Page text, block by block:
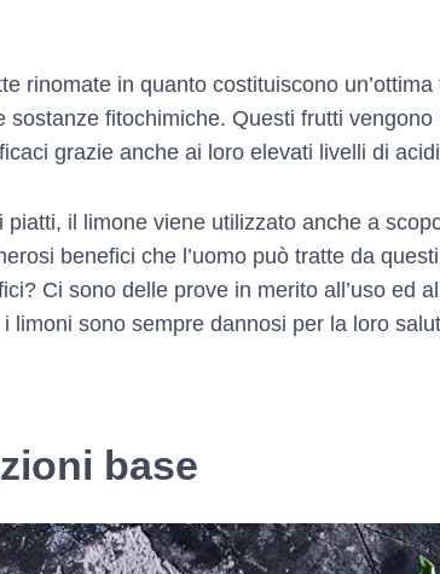
rinomate in quanto costituiscono un’ottima
fitochimiche. Questi frutti
grazie anche ai loro elevati livelli di
il limone viene utilizzato anche a
benefici che l’uomo può tratte da
Ci sono delle prove in merito all’uso ed
limoni sono sempre dannosi per la loro
base